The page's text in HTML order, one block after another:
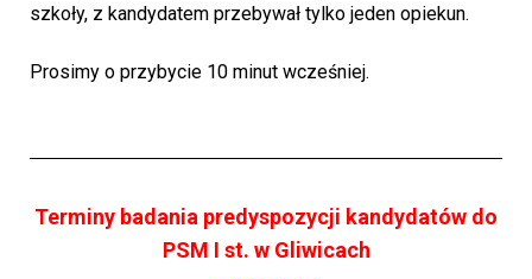
szkoły, z kandydatem przebywał tylko jeden opiekun.
Prosimy o przybycie 10 minut wcześniej.
Terminy badania predyspozycji kandydatów do
PSM I st. w Gliwicach